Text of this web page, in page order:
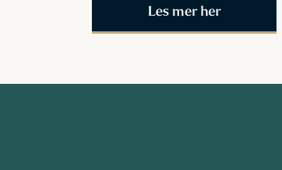
Les mer her